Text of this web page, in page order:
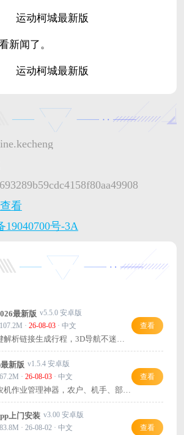
新闻了。
看
19040700号-3A
最新版 v5.5.0 安卓版
· 26-08-03· 中文
解析链接生成行程，3D导航不迷
划超简单！
查看
新版 v1.5.4 安卓版
· 26-08-03· 中文
机作业管理神器，农户、机手、部门
查看
上门安装 v3.00 安卓版
· 26-08-02 · 中文
查看